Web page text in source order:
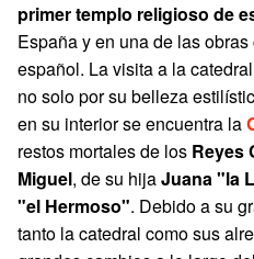
primer templo religioso de
España y en una de las
español. La visita a la
no solo por su belleza
en su interior se encuentra la
restos mortales de los Reyes
Miguel, de su hijaJuana "la
"el Hermoso". Debido a su
tanto la catedral como sus